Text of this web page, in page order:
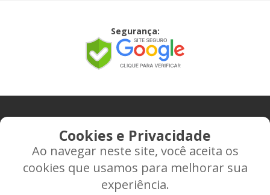
Segurança:
CONTATO
Rua Alice Frateano Figueiredo, 11-44 - Vila Triagem -
BAURU/SP - CEP: 17.030-038
CNPJ: 37.022.538/0001-07
Cookies e Privacidade
Ao navegar neste site, você aceita os
cookies que usamos para melhorar sua
experiência.